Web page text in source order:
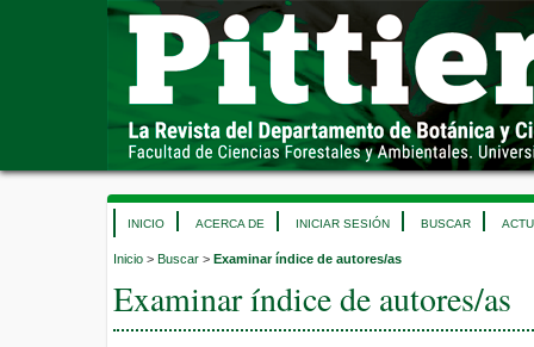
INICIO ACERCA DE INICIAR SESIÓN BUSCAR
Inicio > Buscar > Examinar índice de autores/as
Examinar índice de autores/as